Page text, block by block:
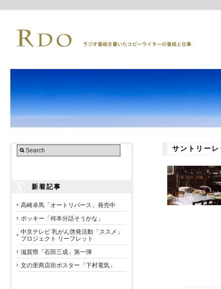
新着記事
高崎卓馬「オートリバース」発売中
ポッキー「何本分話そうかな」
中京テレビ 乳がん啓発活動「ススメ」
プロジェクト リーフレット
滋賀県「石田三成」第一弾
文の里商店街ポスター「下村電気」
サントリー